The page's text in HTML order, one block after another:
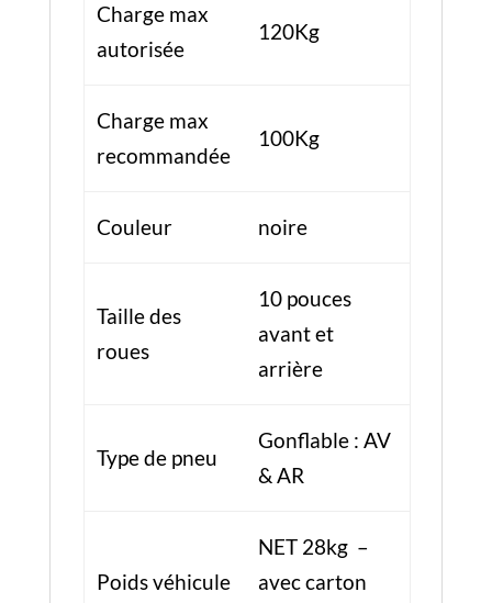
Charge max
autorisée
120Kg
Charge max
recommandée
100Kg
Couleur noire
Taille des
roues
10 pouces
avant et
arrière
Type de pneu
Gonflable : AV
& AR
Poids véhicule
NET 28kg –
avec carton